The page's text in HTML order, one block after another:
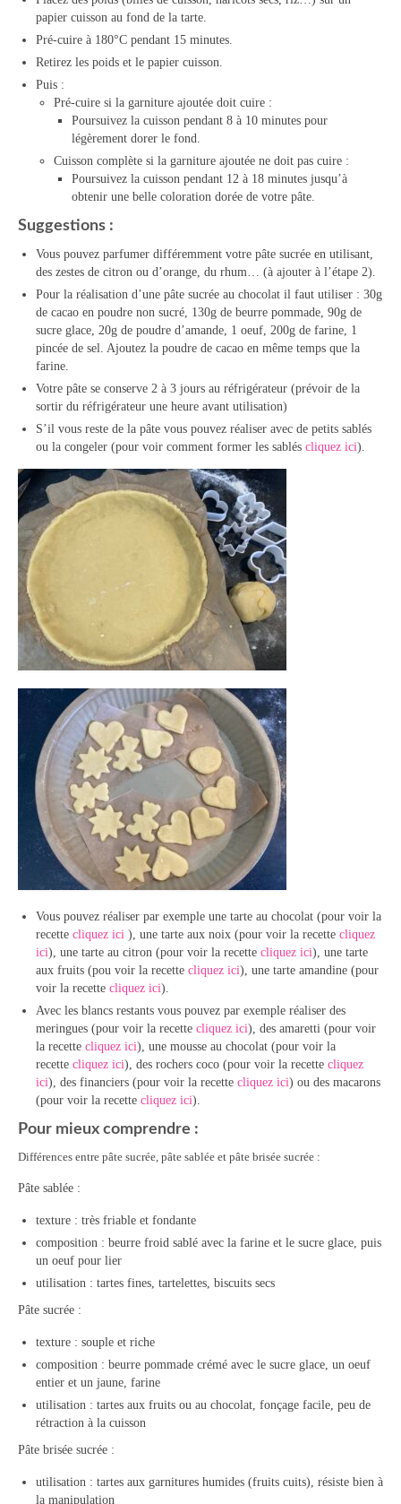
papier cuisson au fond de la tarte.
Pré-cuire à 180°C pendant 15 minutes.
Retirez les poids et le papier cuisson.
Puis :
Pré-cuire si la garniture ajoutée doit cuire :
Poursuivez la cuisson pendant 8 à 10 minutes pour
légèrement dorer le fond.
Cuisson complète si la garniture ajoutée ne doit pas cuire :
Poursuivez la cuisson pendant 12 à 18 minutes jusqu’à
obtenir une belle coloration dorée de votre pâte.
Suggestions :
Vous pouvez parfumer différemment votre pâte sucrée en utilisant,
des zestes de citron ou d’orange, du rhum… (à ajouter à l’étape 2).
Pour la réalisation d’une pâte sucrée au chocolat il faut utiliser : 30g
de cacao en poudre non sucré, 130g de beurre pommade, 90g de
sucre glace, 20g de poudre d’amande, 1 oeuf, 200g de farine, 1
pincée de sel. Ajoutez la poudre de cacao en même temps que la
farine.
Votre pâte se conserve 2 à 3 jours au réfrigérateur (prévoir de la
sortir du réfrigérateur une heure avant utilisation)
S’il vous reste de la pâte vous pouvez réaliser avec de petits sablés
ou la congeler (pour voir comment former les sablés cliquez ici).
Vous pouvez réaliser par exemple une tarte au chocolat (pour voir la
recette cliquez ici ), une tarte aux noix (pour voir la recette cliquez
ici), une tarte au citron (pour voir la recette cliquez ici), une tarte
aux fruits (pou voir la recette cliquez ici), une tarte amandine (pour
voir la recette cliquez ici).
Avec les blancs restants vous pouvez par exemple réaliser des
meringues (pour voir la recette cliquez ici), des amaretti (pour voir
la recette cliquez ici), une mousse au chocolat (pour voir la
recette cliquez ici), des rochers coco (pour voir la recette cliquez
ici), des financiers (pour voir la recette cliquez ici) ou des macarons
(pour voir la recette cliquez ici).
Pour mieux comprendre :
Différences entre pâte sucrée, pâte sablée et pâte brisée sucrée :
Pâte sablée :
texture : très friable et fondante
composition : beurre froid sablé avec la farine et le sucre glace, puis
un oeuf pour lier
utilisation : tartes fines, tartelettes, biscuits secs
Pâte sucrée :
texture : souple et riche
composition : beurre pommade crémé avec le sucre glace, un oeuf
entier et un jaune, farine
utilisation : tartes aux fruits ou au chocolat, fonçage facile, peu de
rétraction à la cuisson
Pâte brisée sucrée :
utilisation : tartes aux garnitures humides (fruits cuits), résiste bien à
la manipulation